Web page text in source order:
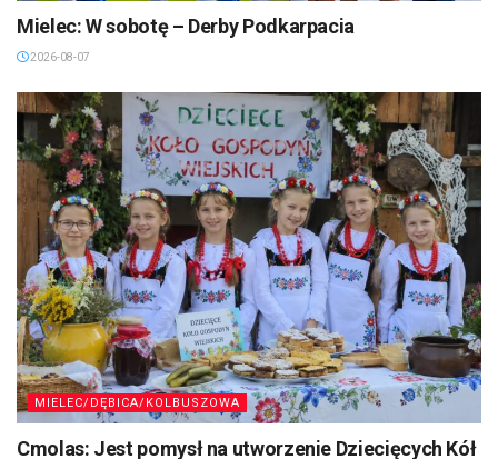
Mielec: W sobotę – Derby Podkarpacia
2026-08-07
MIELEC/DĘBICA/KOLBUSZOWA
Cmolas: Jest pomysł na utworzenie Dziecięcych Kół